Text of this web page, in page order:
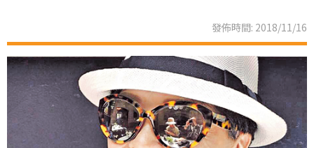
發佈時間: 2018/11/16